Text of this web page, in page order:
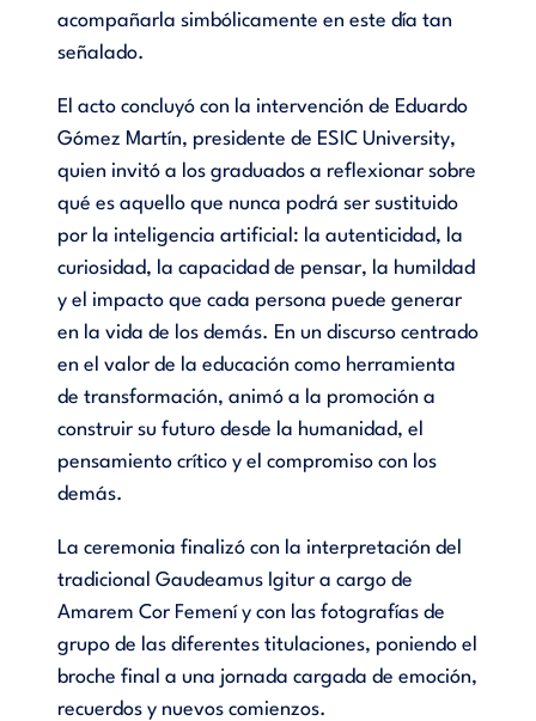
acompañarla simbólicamente en este día tan
señalado.
El acto concluyó con la intervención de Eduardo
Gómez Martín, presidente de ESIC University,
quien invitó a los graduados a reflexionar sobre
qué es aquello que nunca podrá ser sustituido
por la inteligencia artificial: la autenticidad, la
curiosidad, la capacidad de pensar, la humildad
y el impacto que cada persona puede generar
en la vida de los demás. En un discurso centrado
en el valor de la educación como herramienta
de transformación, animó a la promoción a
construir su futuro desde la humanidad, el
pensamiento crítico y el compromiso con los
demás.
La ceremonia finalizó con la interpretación del
tradicional Gaudeamus Igitur a cargo de
Amarem Cor Femení y con las fotografías de
grupo de las diferentes titulaciones, poniendo el
broche final a una jornada cargada de emoción,
recuerdos y nuevos comienzos.